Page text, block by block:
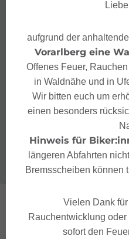
Liebe
aufgrund der
Vorarlberg eine
Offenes Feuer,
in Waldnähe und in
Wir bitten euch um
einen besonders
Hinweis für
längeren Abfahrten
Bremsscheiben können
Vielen Dank
Rauchentwicklung
sofort den